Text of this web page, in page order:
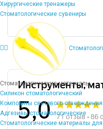
Хирургические тренажеры
Стоматологические сувениры
Стоматологические материалы
Силикон стоматологический
Композиты светового отверждения
Адгезивы стоматологические
Стоматологические материалы для